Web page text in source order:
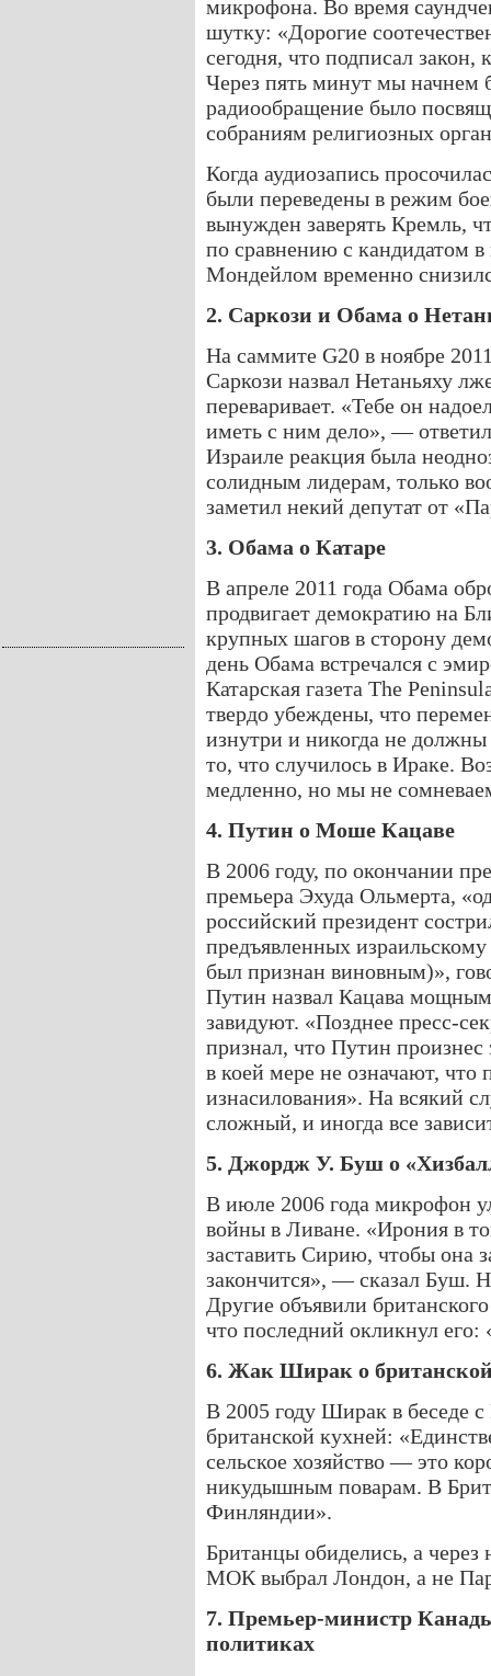
микрофона. Во время
шутку: «Дорогие
сегодня, что подписал закон,
Через пять минут мы
радиообращение было
собраниям религиозных
Когда аудиозапись
были переведены в режим
вынужден заверять Кремль,
по сравнению с кандидатом
Мондейлом временно
2. Саркози и Обама о
На саммите G20 в ноябре
Саркози назвал Нетаньяху
переваривает. «Тебе он
иметь с ним дело», —
Израиле реакция была
солидным лидерам, только
заметил некий депутат от
3. Обама о Катаре
В апреле 2011 года Обама
продвигает демократию на
крупных шагов в сторону
день Обама встречался с
Катарская газета The
твердо убеждены, что
изнутри и никогда не
то, что случилось в Ираке.
медленно, но мы не
4. Путин о Моше Кацаве
В 2006 году, по окончании
премьера Эхуда Ольмерта,
российский президент
предъявленных
был признан виновным)»,
Путин назвал Кацава
завидуют. «Позднее пресс-
признал, что Путин
в коей мере не означают, что
изнасилования». На всякий
сложный, и иногда все
5. Джордж У. Буш о
В июле 2006 года микрофон
войны в Ливане. «Ирония в
заставить Сирию, чтобы она
закончится», — сказал Буш.
Другие объявили
что последний окликнул
6. Жак Ширак о
В 2005 году Ширак в беседе
британской кухней:
сельское хозяйство — это
никудышным поварам. В
Финляндии».
Британцы обиделись, а через
МОК выбрал Лондон, а не
7. Премьер-министр
политиках